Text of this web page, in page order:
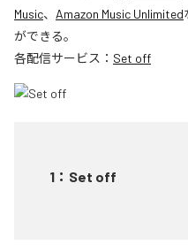
Music、 Amazon Music Unlimited
ができる。
各配信サービス： Set off
1 ： Set off